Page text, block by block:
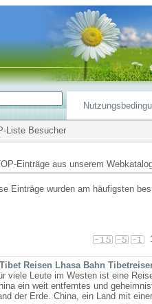
Liste Besucher
Einträge aus unserem
Einträge wurden am häufigsten
Tibet Reisen Lhasa Bahn
viele Leute im Westen ist eine
ein weit entferntes und
der Erde. China, ein Land mit